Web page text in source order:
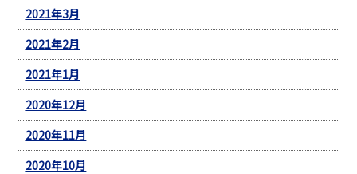
2021年3月
2021年2月
2021年1月
2020年12月
2020年11月
2020年10月